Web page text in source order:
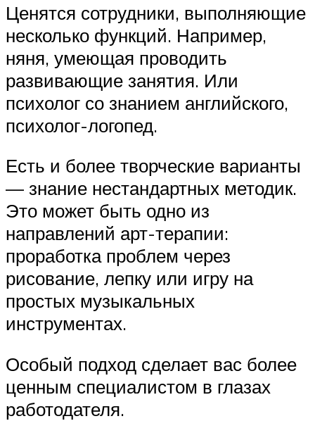
Ценятся сотрудники, выполняющие
несколько функций. Например,
няня, умеющая проводить
развивающие занятия. Или
психолог со знанием английского,
психолог-логопед.
Есть и более творческие варианты
— знание нестандартных методик.
Это может быть одно из
направлений арт-терапии:
проработка проблем через
рисование, лепку или игру на
простых музыкальных
инструментах.
Особый подход сделает вас более
ценным специалистом в глазах
работодателя.